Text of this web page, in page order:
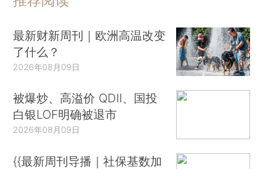
最新财新周刊｜欧洲高温改变
了什么？
2026年08月09日
被爆炒、高溢价 QDII、国投
白银LOF明确被退市
2026年08月09日
{{最新周刊导播｜社保基数加